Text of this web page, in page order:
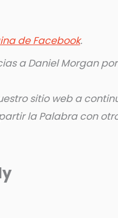
de Facebook.
a Daniel Morgan
sitio web a
la Palabra con